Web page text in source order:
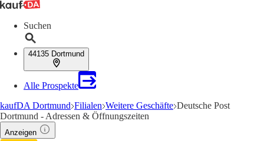
Suchen
44135 Dortmund
Alle Prospekte
kaufDA Dortmund Filialen Weitere Geschäfte Deutsche Post
Dortmund - Adressen & Öffnungszeiten
Anzeigen